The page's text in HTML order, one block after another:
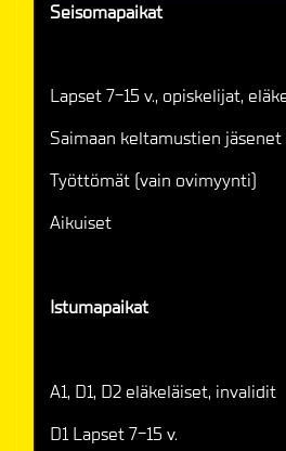
Seisomapaikat
Lapset 7-15 v., opiskelijat,
Saimaan keltamustien jäsenet
Työttömät (vain ovimyynti)
Aikuiset
Istumapaikat
A1, D1, D2 eläkeläiset, invalidit
D1 Lapset 7-15 v.